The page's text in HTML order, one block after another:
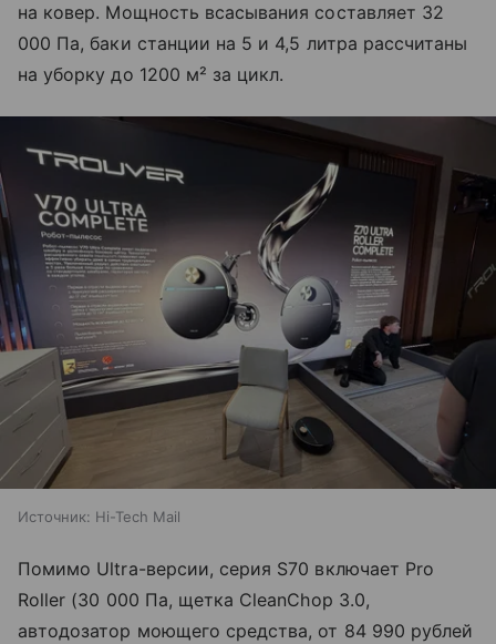
на ковер. Мощность всасывания составляет 32
000 Па, баки станции на 5 и 4,5 литра рассчитаны
на уборку до 1200 м² за цикл.
Источник: Hi-Tech Mail
Помимо Ultra-версии, серия S70 включает Pro
Roller (30 000 Па, щетка CleanChop 3.0,
автодозатор моющего средства, от 84 990 рублей